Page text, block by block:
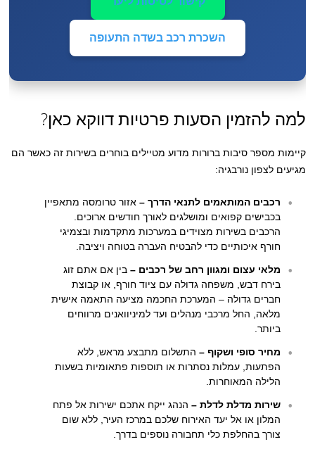
השכרת רכב בשדה התעופה
למה להזמין הסעות פרטיות דווקא כאן?
קיימות מספר סיבות ברורות מדוע מטיילים בוחרים בשירות זה כאשר הם
מגיעים לצפון נורבגיה:
רכבים המותאמים לתנאי הדרך –אזור טרומסה מתאפיין
בכבישים קפואים ומושלגים לאורך חודשים ארוכים.
הרכבים בשירות מצוידים במערכות מתקדמות ובצמיגי
חורף איכותיים כדי להבטיח העברה בטוחה ויציבה.
מלאי עצום ומגוון רחב של רכבים –בין אם אתם זוג
בירח דבש, משפחה גדולה עם ציוד חורף, או קבוצת
חברים גדולה – המערכת החכמה מציעה התאמה אישית
מלאה, החל מרכבי מנהלים ועד למיניוואנים מרווחים
ביותר.
מחיר סופי ושקוף –התשלום מתבצע מראש, ללא
הפתעות, עמלות נסתרות או תוספות פתאומיות בשעות
הלילה המאוחרות.
שירות מדלת לדלת –הנהג ייקח אתכם ישירות אל פתח
המלון או אל יעד האירוח שלכם במרכז העיר, ללא שום
צורך בהחלפת כלי תחבורה נוספים בדרך.